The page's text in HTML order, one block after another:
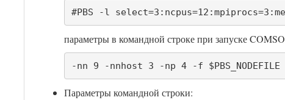
#PBS -l
параметры в командной строке при запуске
-nn 9 -nnhost 3 -np 4 -f $PBS_NODEFILE
Параметры командной строки: